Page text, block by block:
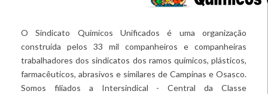
O Sindicato Químicos Unificados é uma organização
construída pelos 33 mil companheiros e companheiras
trabalhadores dos sindicatos dos ramos químicos, plásticos,
farmacêuticos, abrasivos e similares de Campinas e Osasco.
Somos filiados a Intersindical - Central da Classe